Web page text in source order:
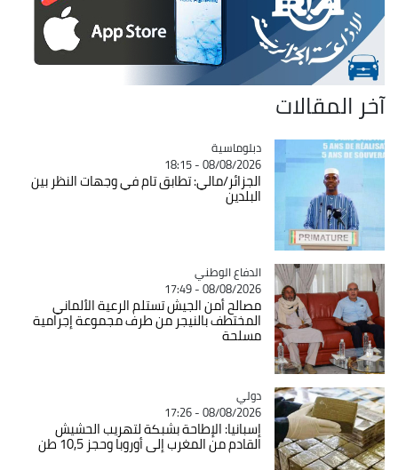
آخر المقالات
Catégorie
دبلوماسية
08/08/2026 - 18:15
الجزائر/مالي: تطابق تام في وجهات النظر بين
البلدين
Catégorie
الدفاع الوطني
08/08/2026 - 17:49
مصالح أمن الجيش تستلم الرعية الألماني
المختطف بالنيجر من طرف مجموعة إجرامية
مسلحة
Catégorie
دولي
08/08/2026 - 17:26
إسبانيا: الإطاحة بشبكة لتهريب الحشيش
القادم من المغرب إلى أوروبا وحجز 10,5 طن